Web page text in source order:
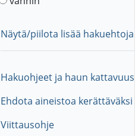
Näytä/piilota lisää hakuehtoja
Hakuohjeet ja haun kattavuus
Ehdota aineistoa kerättäväksi
Viittausohje